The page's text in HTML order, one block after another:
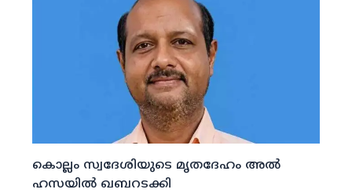
കൊല്ലം സ്വദേശിയുടെ മൃതദേഹം അല്‍
ഹസയില്‍ ഖബറടക്കി